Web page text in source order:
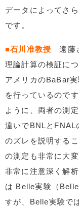
データによってさ
です。
■石川准教授 遠藤
理論計算の検証に
アメリカのBaBar
を行っているので
ように、両者の測
違いでBNLとFNAL
のズレを説明する
の測定も非常に大
非常に注意深く解
は Belle実験（
すが、Belle実験で